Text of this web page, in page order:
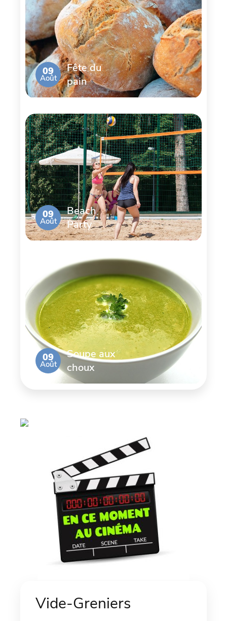
09
Août
Fête du
pain
09
Août
Beach
Party
09
Août
Soupe aux
choux
Vide-Greniers